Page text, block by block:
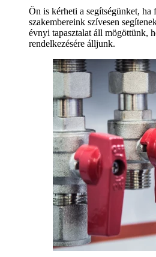
Ön is kérheti a segítségünket, ha
szakembereink szívesen
évnyi tapasztalat áll mögöttünk,
rendelkezésére álljunk.